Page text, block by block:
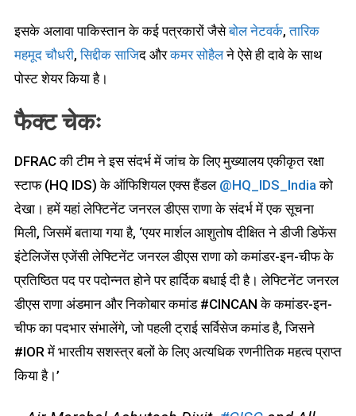
इसके अलावा पाकिस्तान के कई पत्रकारों जैसेबोल नेटवर्क,तारिक
महमूद चौधरी,सिद्दीक साजिद औरकमर सोहैलने ऐसे ही दावे के साथ
पोस्ट शेयर किया है।
फैक्ट चेकः
DFRAC की टीम ने इस संदर्भ में जांच के लिए मुख्यालय एकीकृत रक्षा
स्टाफ (HQ IDS) के ऑफिशियल एक्स हैंडल @HQ_IDS_India को
देखा। हमें यहां लेफ्टिनेंट जनरल डीएस राणा के संदर्भ में एक सूचना
मिली, जिसमें बताया गया है, ‘एयर मार्शल आशुतोष दीक्षित ने डीजी डिफेंस
इंटेलिजेंस एजेंसी लेफ्टिनेंट जनरल डीएस राणा को कमांडर-इन-चीफ के
प्रतिष्ठित पद पर पदोन्नत होने पर हार्दिक बधाई दी है। लेफ्टिनेंट जनरल
डीएस राणा अंडमान और निकोबार कमांड #CINCAN के कमांडर-इन-
चीफ का पदभार संभालेंगे, जो पहली ट्राई सर्विसेज कमांड है, जिसने
#IOR में भारतीय सशस्त्र बलों के लिए अत्यधिक रणनीतिक महत्व प्राप्त
किया है।’